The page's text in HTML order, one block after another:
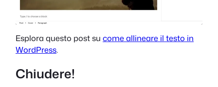
Esplora questo post su come allineare il testo in
WordPress.
Chiudere!